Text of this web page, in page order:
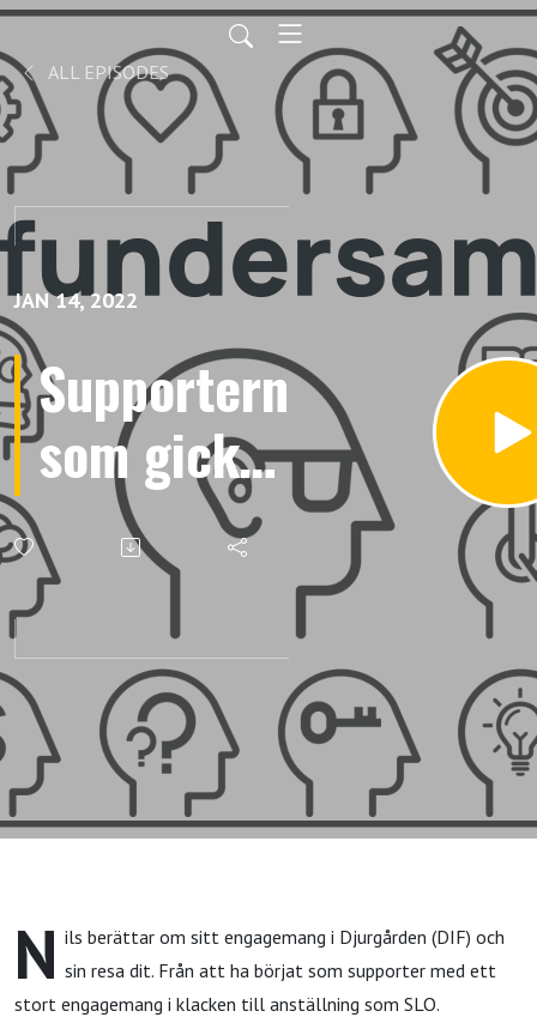
ALL EPISODES
JAN 14, 2022
Supportern
som gick
från
klacken
till
anställning
- vi pratar
med Nils
Ek
N ils berättar om sitt engagemang i Djurgården (DIF) och
sin resa dit. Från att ha börjat som supporter med ett
stort engagemang i klacken till anställning som SLO.